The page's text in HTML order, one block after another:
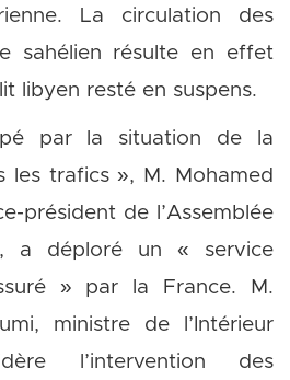
La circulation des
sahélien résulte en effet
libyen resté en suspens.
par la situation de la
les trafics », M. Mohamed
président de l’Assemblée
a déploré un « service
» par la France. M.
ministre de l’Intérieur
l’intervention des